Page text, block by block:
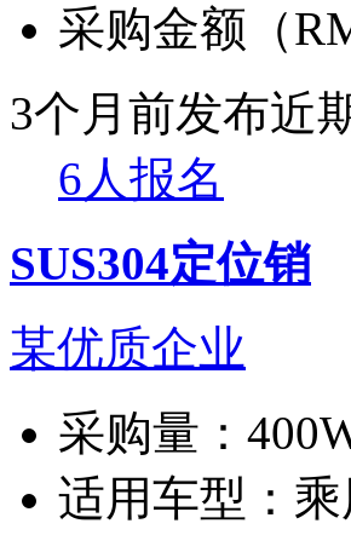
采购金额（
3个月前发布近
6人报名
SUS304定位销
某优质企业
采购量：
适用车型：